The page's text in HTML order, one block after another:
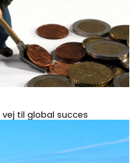
vej til global succes